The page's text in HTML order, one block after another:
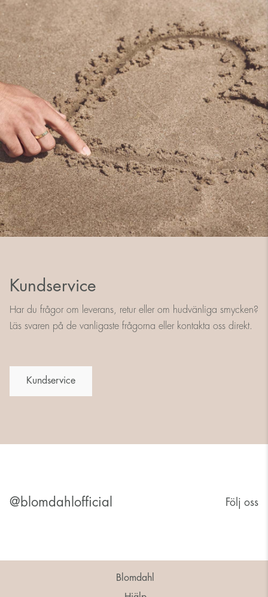
Kundservice
Har du frågor om leverans, retur eller om hudvänliga smycken?
Läs svaren på de vanligaste frågorna eller kontakta oss direkt.
Kundservice
@blomdahlofficial Följ oss
Blomdahl